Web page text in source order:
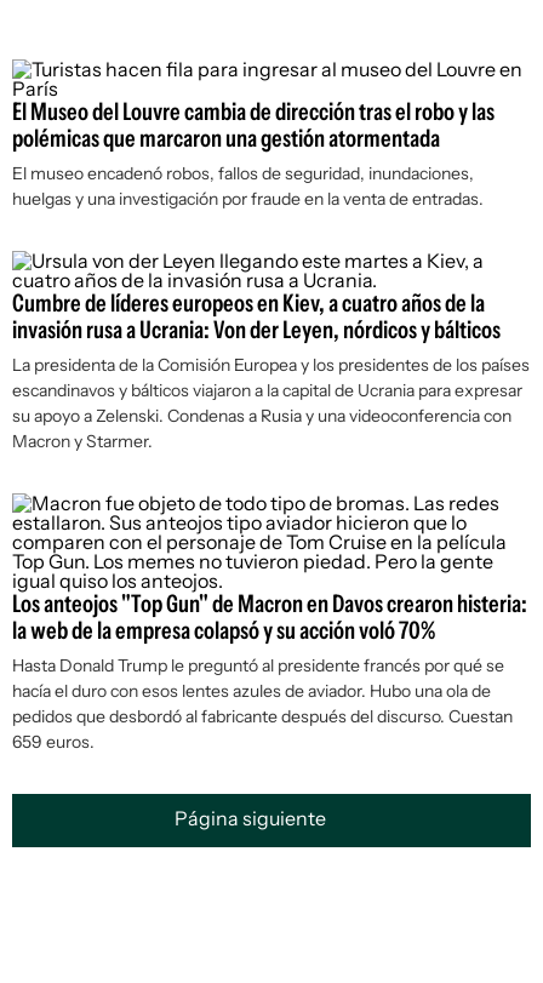
El Museo del Louvre cambia de dirección tras el robo y las
polémicas que marcaron una gestión atormentada
El museo encadenó robos, fallos de seguridad, inundaciones,
huelgas y una investigación por fraude en la venta de entradas.
Cumbre de líderes europeos en Kiev, a cuatro años de la
invasión rusa a Ucrania: Von der Leyen, nórdicos y bálticos
La presidenta de la Comisión Europea y los presidentes de los países
escandinavos y bálticos viajaron a la capital de Ucrania para expresar
su apoyo a Zelenski. Condenas a Rusia y una videoconferencia con
Macron y Starmer.
Los anteojos "Top Gun" de Macron en Davos crearon histeria:
la web de la empresa colapsó y su acción voló 70%
Hasta Donald Trump le preguntó al presidente francés por qué se
hacía el duro con esos lentes azules de aviador. Hubo una ola de
pedidos que desbordó al fabricante después del discurso. Cuestan
659 euros.
Página siguiente